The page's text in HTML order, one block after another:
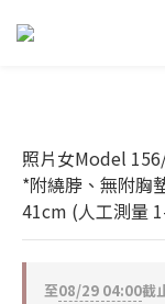
照片女Model
*附繞脖、無附胸
41cm (人工測量
至08/29 04:00截